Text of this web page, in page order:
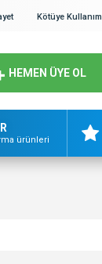
Kötüye Kullanım
HEMEN ÜYE OL
ürünleri